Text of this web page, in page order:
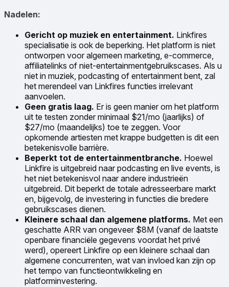
Nadelen:
Gericht op muziek en entertainment. Linkfires
specialisatie is ook de beperking. Het platform is niet
ontworpen voor algemeen marketing, e-commerce,
affiliatelinks of niet-entertainmentgebruikscases. Als u
niet in muziek, podcasting of entertainment bent, zal
het merendeel van Linkfires functies irrelevant
aanvoelen.
Geen gratis laag. Er is geen manier om het platform
uit te testen zonder minimaal $21/mo (jaarlijks) of
$27/mo (maandelijks) toe te zeggen. Voor
opkomende artiesten met krappe budgetten is dit een
betekenisvolle barrière.
Beperkt tot de entertainmentbranche. Hoewel
Linkfire is uitgebreid naar podcasting en live events, is
het niet betekenisvol naar andere industrieën
uitgebreid. Dit beperkt de totale adresseerbare markt
en, bijgevolg, de investering in functies die bredere
gebruikscases dienen.
Kleinere schaal dan algemene platforms. Met een
geschatte ARR van ongeveer $8M (vanaf de laatste
openbare financiële gegevens voordat het privé
werd), opereert Linkfire op een kleinere schaal dan
algemene concurrenten, wat van invloed kan zijn op
het tempo van functieontwikkeling en
platforminvestering.